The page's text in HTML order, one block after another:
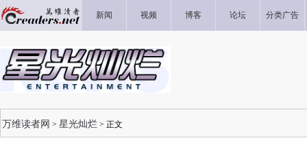
新闻 视频 博客 论坛 分类广告
万维读者网 > 星光灿烂 > 正文